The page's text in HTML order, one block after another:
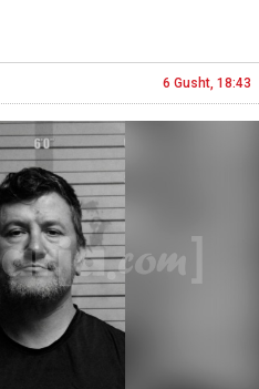
6 Gusht, 18:43